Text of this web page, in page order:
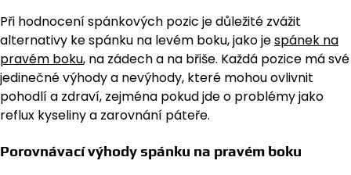
Při hodnocení spánkových pozic je důležité zvážit
alternativy ke spánku na levém boku, jako jespánek na
pravém boku, na zádech a na břiše. Každá pozice má své
jedinečné výhody a nevýhody, které mohou ovlivnit
pohodlí a zdraví, zejména pokud jde o problémy jako
reflux kyseliny a zarovnání páteře.
Porovnávací výhody spánku na pravém boku